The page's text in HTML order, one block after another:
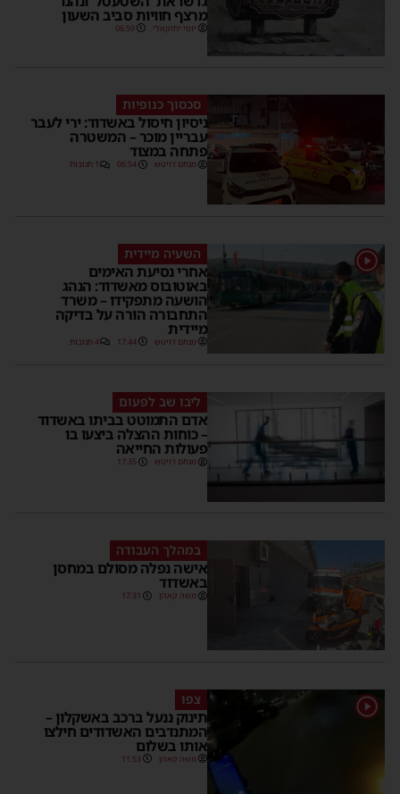
מרצף חוויות סביב השעון
יוסי יחזקאלי 06:59
סכסוך כנופיות
ניסיון חיסול באשדוד: ירי לעבר
עבריין מוכר – המשטרה
פתחה במצוד
מנחם דויטש 06:54 1 תגובות
1 השעיה מיידית
אחרי נסיעת האימים
באוטובוס מאשדוד: הנהג
הושעה מתפקידו – משרד
התחבורה הורה על בדיקה
מיידית
מנחם דויטש 17:44 4 תגובות
ליבו שב לפעום
אדם התמוטט בביתו באשדוד
– כוחות ההצלה ביצעו בו
פעולות החייאה
מנחם דויטש 17:35
במהלך העבודה
אישה נפלה מסולם במחסן
באשדוד
משה קאהן 17:31
1 צפו
תינוק ננעל ברכב באשקלון –
המתנדבים האשדודים חילצו
אותו בשלום
משה קאהן 11:53